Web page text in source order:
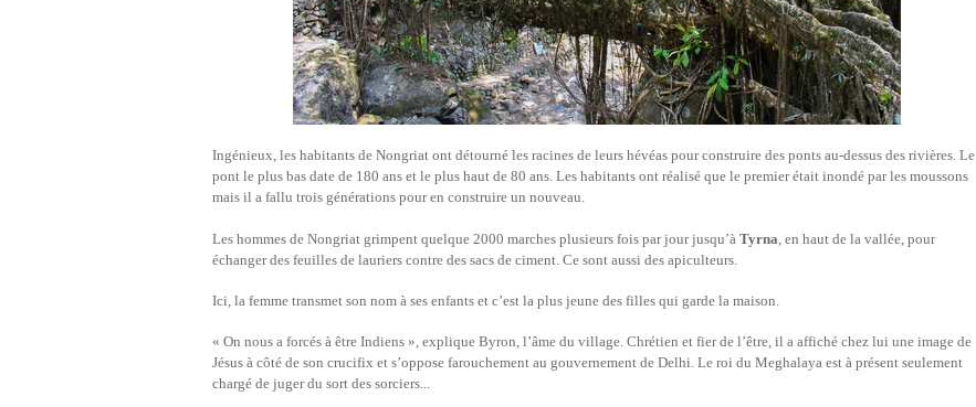
Ingénieux, les habitants de Nongriat ont détourné les racines de leurs hévéas pour construire des ponts au-dessus des rivières. Le
pont le plus bas date de 180 ans et le plus haut de 80 ans. Les habitants ont réalisé que le premier était inondé par les moussons
mais il a fallu trois générations pour en construire un nouveau.
Les hommes de Nongriat grimpent quelque 2000 marches plusieurs fois par jour jusqu’à Tyrna , en haut de la vallée, pour
échanger des feuilles de lauriers contre des sacs de ciment. Ce sont aussi des apiculteurs.
Ici, la femme transmet son nom à ses enfants et c’est la plus jeune des filles qui garde la maison.
« On nous a forcés à être Indiens », explique Byron, l’âme du village. Chrétien et fier de l’être, il a affiché chez lui une image de
Jésus à côté de son crucifix et s’oppose farouchement au gouvernement de Delhi. Le roi du Meghalaya est à présent seulement
chargé de juger du sort des sorciers...